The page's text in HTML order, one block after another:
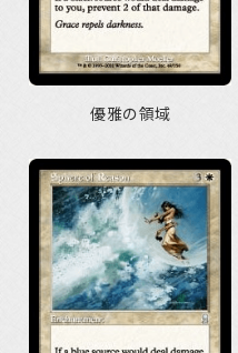
優雅の領域